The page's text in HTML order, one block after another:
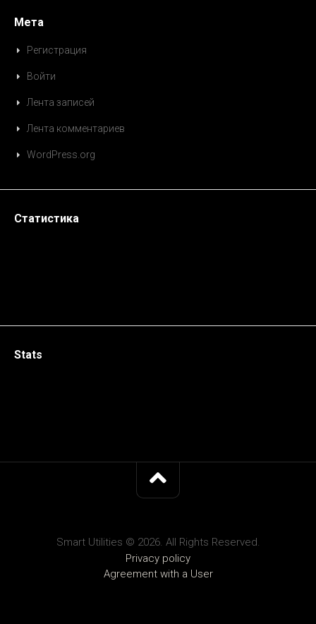
Мета
Регистрация
Войти
Лента записей
Лента комментариев
WordPress.org
Статистика
Stats
Smart Utilities © 2026. All Rights Reserved.
Privacy policy
Agreement with a User